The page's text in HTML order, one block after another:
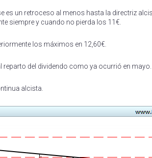
un retroceso al menos hasta la directriz
siempre y cuando no pierda los 11€.
los máximos en 12,60€.
reparto del dividendo como ya ocurrió en mayo.
alcista.